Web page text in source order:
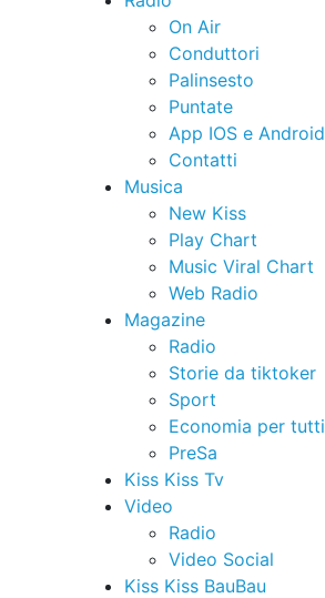
On Air
Conduttori
Palinsesto
Puntate
App IOS e Android
Contatti
Musica
New Kiss
Play Chart
Music Viral Chart
Web Radio
Magazine
Radio
Storie da tiktoker
Sport
Economia per tutti
PreSa
Kiss Kiss Tv
Video
Radio
Video Social
Kiss Kiss BauBau